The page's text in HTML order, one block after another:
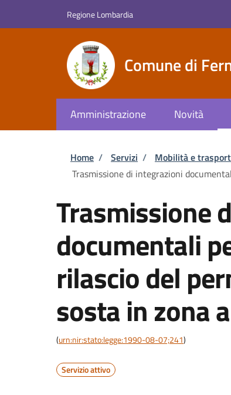
Regione Lombardia
Comune di
Amministrazione Novità
Briciole di pane
Home / Servizi / Mobilità e
Trasmissione di integrazioni
Trasmissione
documentali
rilascio del
sosta in zona
(urn:nir:stato:legge:1990-08-07;241)
Servizio attivo